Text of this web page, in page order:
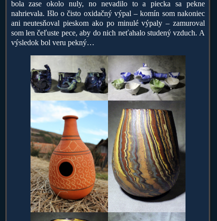
bola zase okolo nuly, no nevadilo to a piecka sa pekne
nahrievala. Išlo o čisto oxidačný výpal – komín som nakoniec
ani neutesňoval pieskom ako po minulé výpaly – zamuroval
som len čeľuste pece, aby do nich neťahalo studený vzduch. A
výsledok bol veru pekný…